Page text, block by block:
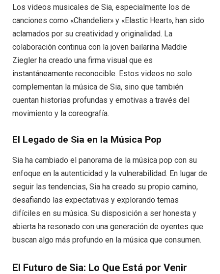
Los videos musicales de Sia, especialmente los de
canciones como «Chandelier» y «Elastic Heart», han sido
aclamados por su creatividad y originalidad. La
colaboración continua con la joven bailarina Maddie
Ziegler ha creado una firma visual que es
instantáneamente reconocible. Estos videos no solo
complementan la música de Sia, sino que también
cuentan historias profundas y emotivas a través del
movimiento y la coreografía.
El Legado de Sia en la Música Pop
Sia ha cambiado el panorama de la música pop con su
enfoque en la autenticidad y la vulnerabilidad. En lugar de
seguir las tendencias, Sia ha creado su propio camino,
desafiando las expectativas y explorando temas
difíciles en su música. Su disposición a ser honesta y
abierta ha resonado con una generación de oyentes que
buscan algo más profundo en la música que consumen.
El Futuro de Sia: Lo Que Está por Venir